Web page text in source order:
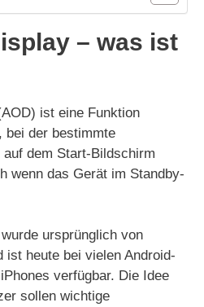
– was ist
ist eine Funktion
bei der bestimmte
dem Start-Bildschirm
wenn das Gerät im Standby-
ursprünglich von
ist heute bei vielen Android-
verfügbar. Die Idee
sollen wichtige